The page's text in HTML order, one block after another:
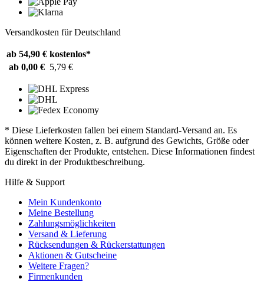
Versandkosten für Deutschland
ab 54,90 € kostenlos*
ab 0,00 € 5,79 €
* Diese Lieferkosten fallen bei einem Standard-Versand an. Es
können weitere Kosten, z. B. aufgrund des Gewichts, Größe oder
Eigenschaften der Produkte, entstehen. Diese Informationen findest
du direkt in der Produktbeschreibung.
Hilfe & Support
Mein Kundenkonto
Meine Bestellung
Zahlungsmöglichkeiten
Versand & Lieferung
Rücksendungen & Rückerstattungen
Aktionen & Gutscheine
Weitere Fragen?
Firmenkunden